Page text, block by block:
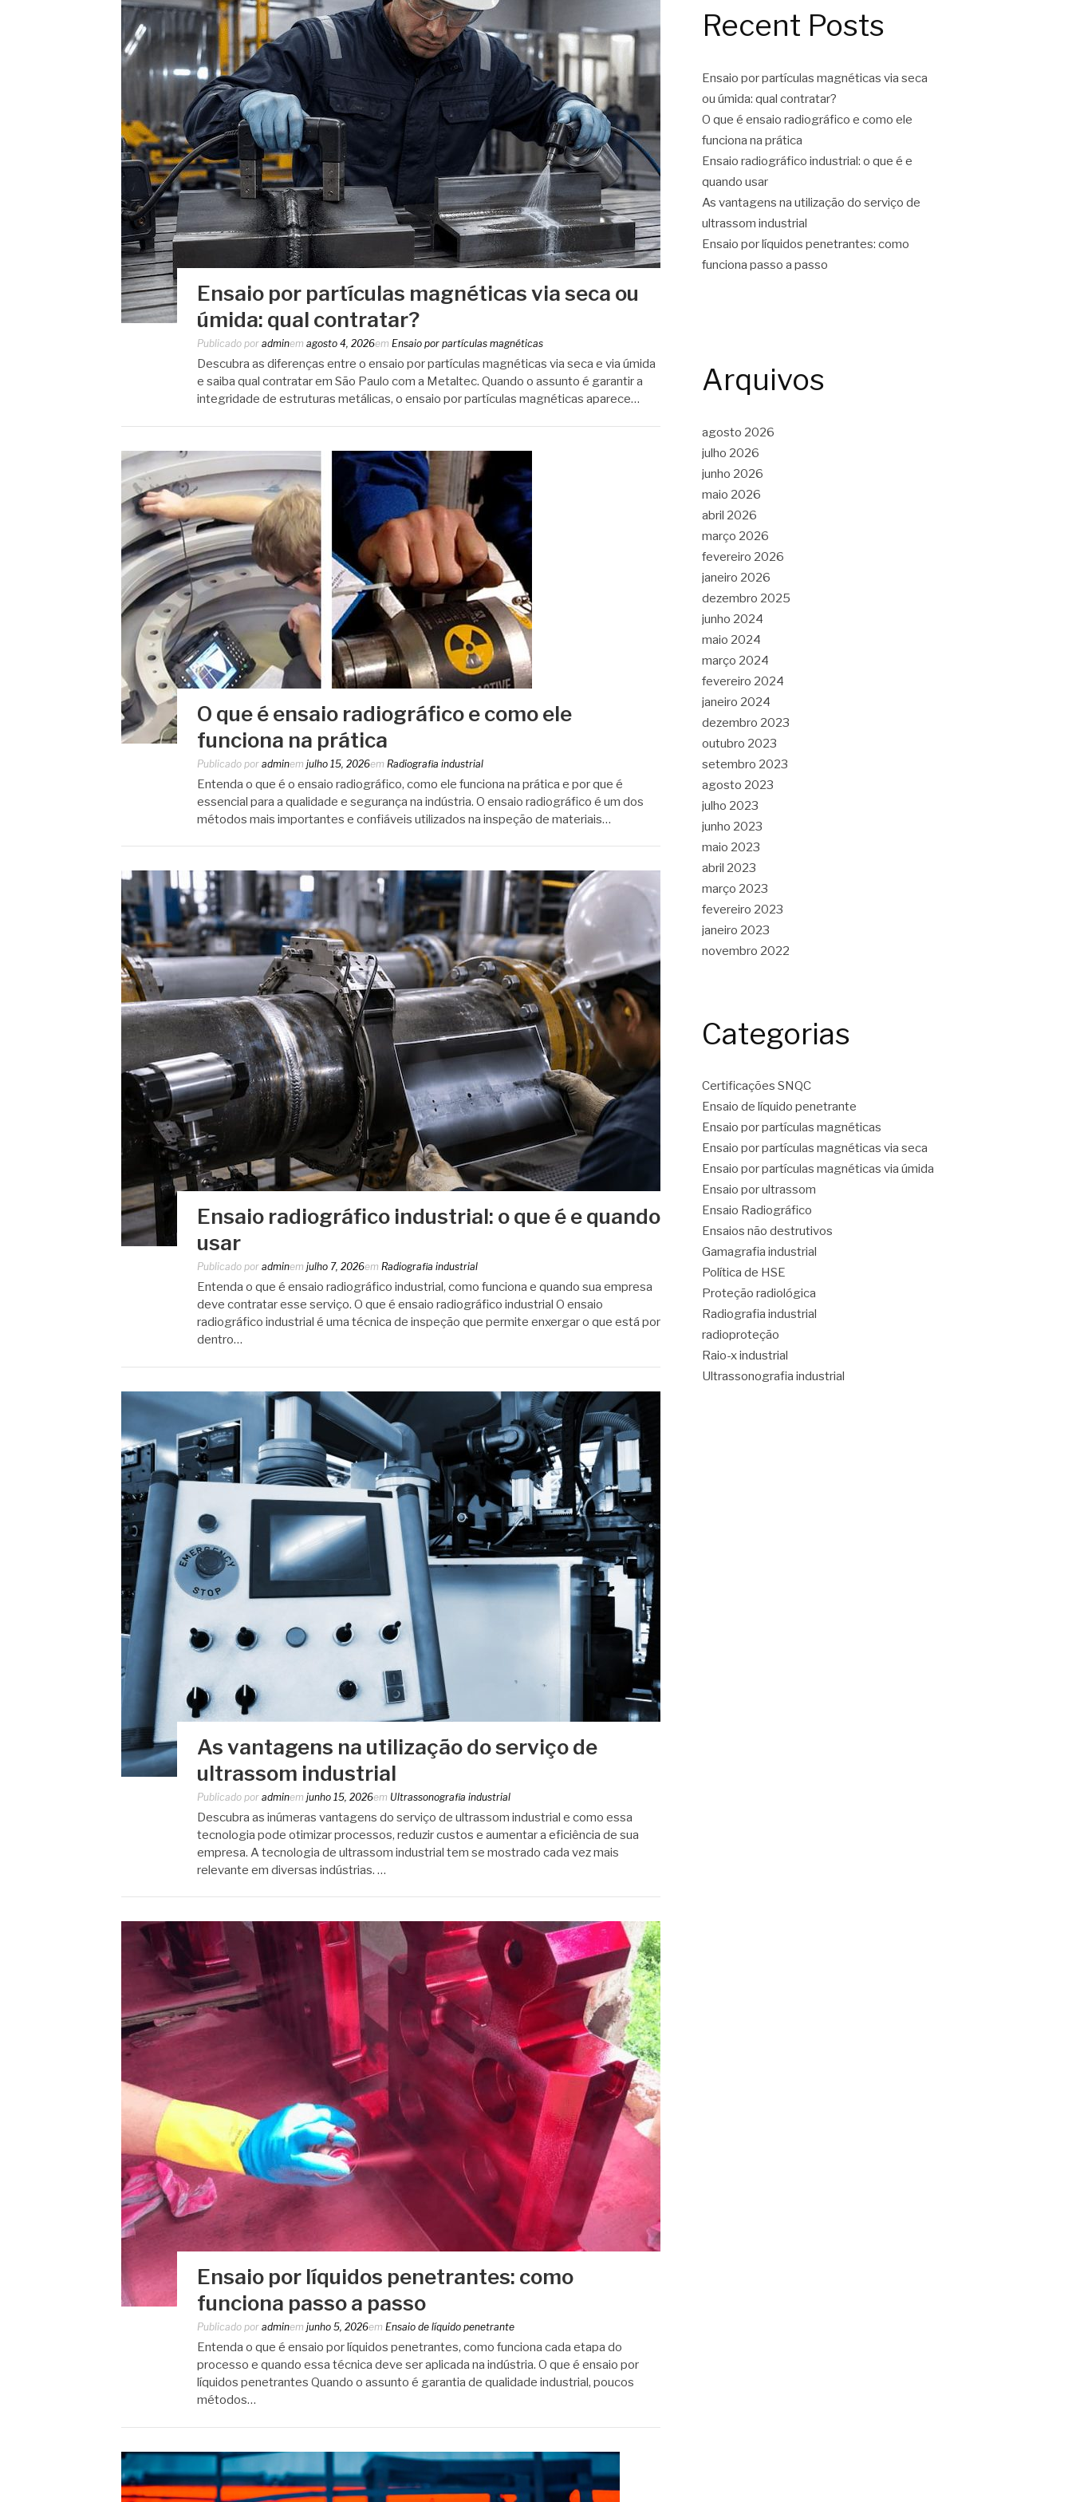
Ensaio por partículas magnéticas via seca ou
úmida: qual contratar?
Publicado por adminem agosto 4, 2026em Ensaio por partículas magnéticas
Descubra as diferenças entre o ensaio por partículas magnéticas via seca e via úmida
e saiba qual contratar em São Paulo com a Metaltec. Quando o assunto é garantir a
integridade de estruturas metálicas, o ensaio por partículas magnéticas aparece…
O que é ensaio radiográfico e como ele
funciona na prática
Publicado por adminem julho 15, 2026em Radiografia industrial
Entenda o que é o ensaio radiográfico, como ele funciona na prática e por que é
essencial para a qualidade e segurança na indústria. O ensaio radiográfico é um dos
métodos mais importantes e confiáveis utilizados na inspeção de materiais…
Ensaio radiográfico industrial: o que é e quando
usar
Publicado por adminem julho 7, 2026em Radiografia industrial
Entenda o que é ensaio radiográfico industrial, como funciona e quando sua empresa
deve contratar esse serviço. O que é ensaio radiográfico industrial O ensaio
radiográfico industrial é uma técnica de inspeção que permite enxergar o que está por
dentro…
As vantagens na utilização do serviço de
ultrassom industrial
Publicado por adminem junho 15, 2026em Ultrassonografia industrial
Descubra as inúmeras vantagens do serviço de ultrassom industrial e como essa
tecnologia pode otimizar processos, reduzir custos e aumentar a eficiência de sua
empresa. A tecnologia de ultrassom industrial tem se mostrado cada vez mais
relevante em diversas indústrias. …
Ensaio por líquidos penetrantes: como
funciona passo a passo
Publicado por adminem junho 5, 2026em Ensaio de líquido penetrante
Entenda o que é ensaio por líquidos penetrantes, como funciona cada etapa do
processo e quando essa técnica deve ser aplicada na indústria. O que é ensaio por
líquidos penetrantes Quando o assunto é garantia de qualidade industrial, poucos
métodos…
Recent Posts
Ensaio por partículas magnéticas via seca
ou úmida: qual contratar?
O que é ensaio radiográfico e como ele
funciona na prática
Ensaio radiográfico industrial: o que é e
quando usar
As vantagens na utilização do serviço de
ultrassom industrial
Ensaio por líquidos penetrantes: como
funciona passo a passo
Arquivos
agosto 2026
julho 2026
junho 2026
maio 2026
abril 2026
março 2026
fevereiro 2026
janeiro 2026
dezembro 2025
junho 2024
maio 2024
março 2024
fevereiro 2024
janeiro 2024
dezembro 2023
outubro 2023
setembro 2023
agosto 2023
julho 2023
junho 2023
maio 2023
abril 2023
março 2023
fevereiro 2023
janeiro 2023
novembro 2022
Categorias
Certificações SNQC
Ensaio de líquido penetrante
Ensaio por partículas magnéticas
Ensaio por partículas magnéticas via seca
Ensaio por partículas magnéticas via úmida
Ensaio por ultrassom
Ensaio Radiográfico
Ensaios não destrutivos
Gamagrafia industrial
Política de HSE
Proteção radiológica
Radiografia industrial
radioproteção
Raio-x industrial
Ultrassonografia industrial